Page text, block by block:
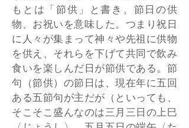
もとは「節供」と書き、節日の供
物、お祝いを意味した。つまり祝日
に人々が集まって神々や先祖に供物
を供え、それらを下げて共同で飲み
食いを楽しんだ日が節供である。節
句（節供）の節日は、現在年に五回
ある五節句が主だが（といっても、
そこそこ盛んなのは三月三日の上巳